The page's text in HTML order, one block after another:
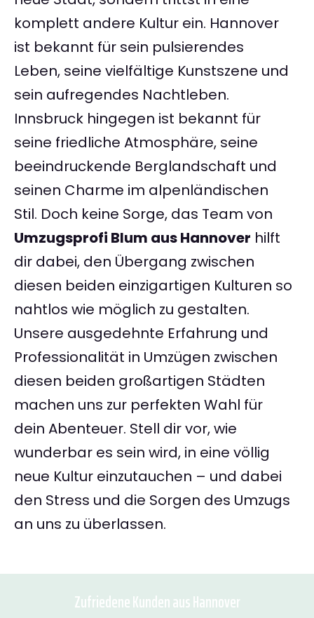
komplett andere Kultur ein. Hannover
ist bekannt für sein pulsierendes
Leben, seine vielfältige Kunstszene und
sein aufregendes Nachtleben.
Innsbruck hingegen ist bekannt für
seine friedliche Atmosphäre, seine
beeindruckende Berglandschaft und
seinen Charme im alpenländischen
Stil. Doch keine Sorge, das Team von
Umzugsprofi Blum aus Hannover hilft
dir dabei, den Übergang zwischen
diesen beiden einzigartigen Kulturen so
nahtlos wie möglich zu gestalten.
Unsere ausgedehnte Erfahrung und
Professionalität in Umzügen zwischen
diesen beiden großartigen Städten
machen uns zur perfekten Wahl für
dein Abenteuer. Stell dir vor, wie
wunderbar es sein wird, in eine völlig
neue Kultur einzutauchen – und dabei
den Stress und die Sorgen des Umzugs
an uns zu überlassen.
Zufriedene Kunden aus Hannover